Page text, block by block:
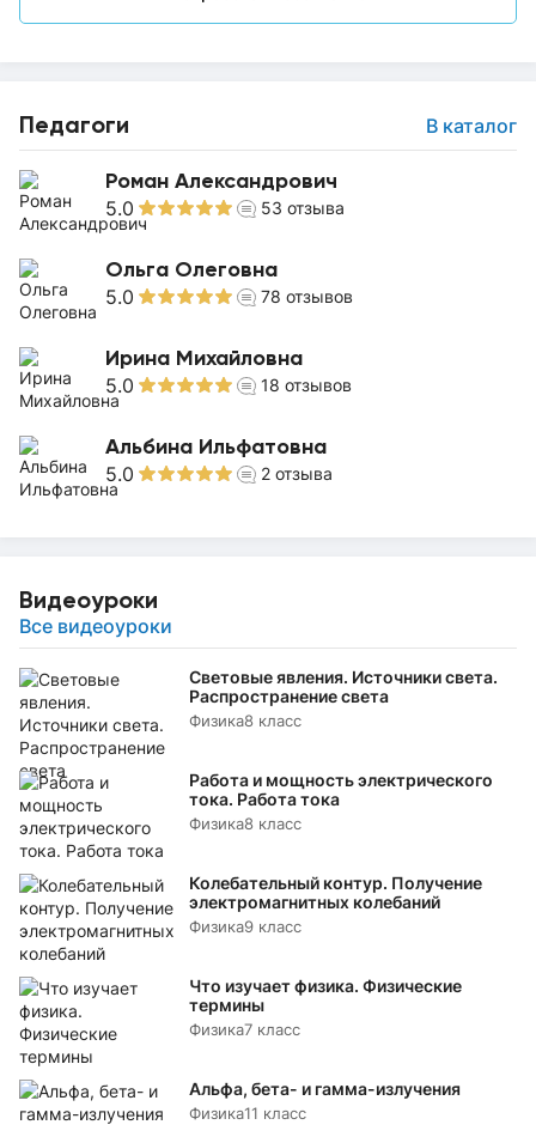
Педагоги В каталог
Роман Александрович
5.0 53 отзыва
Ольга Олеговна
5.0 78 отзывов
Ирина Михайловна
5.0 18 отзывов
Альбина Ильфатовна
5.0 2 отзыва
Видеоуроки
Все видеоуроки
Световые явления. Источники света.
Распространение света
Физика8 класс
Работа и мощность электрического
тока. Работа тока
Физика8 класс
Колебательный контур. Получение
электромагнитных колебаний
Физика9 класс
Что изучает физика. Физические
термины
Физика7 класс
Альфа, бета- и гамма-излучения
Физика11 класс